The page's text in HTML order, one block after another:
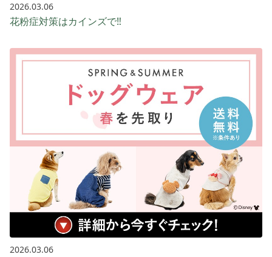
2026.03.06
花粉症対策はカインズで‼️
2026.03.06